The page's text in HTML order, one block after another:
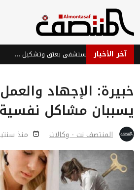
آخر الأخبار وفاة امرأة أثناء الولادة في مستشفى بعتق وتشكيل لجنة طبية للتحقيق في شبهة خطأ طبي
خبيرة: الإجهاد
يسببان مشاكل نفسية
المنتصف نت - وكالات منذ